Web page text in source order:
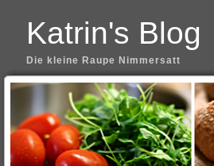
Katrin's Blog
Die kleine Raupe Nimmersatt